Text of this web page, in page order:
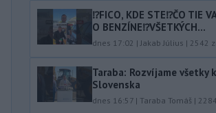
⁉️FICO, KDE STE⁉️ČO TIE
O BENZÍNE⁉️VŠETKÝCH...
dnes 17:02 | Jakab Július | 2542
Taraba: Rozvíjame všetky
Slovenska
dnes 16:57 | Taraba Tomáš | 2284